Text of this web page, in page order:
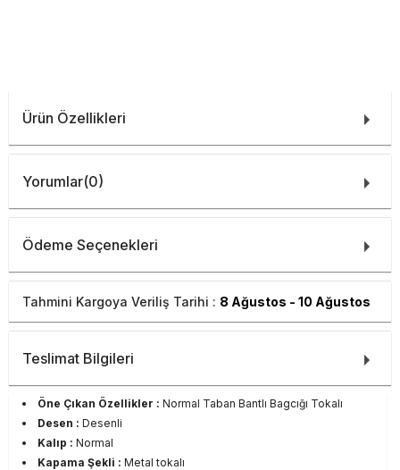
Ürün Özellikleri
Yorumlar(0)
Ödeme Seçenekleri
Tahmini Kargoya Veriliş Tarihi : 8 Ağustos - 10 Ağustos
Teslimat Bilgileri
Öne Çıkan Özellikler : Normal Taban Bantlı Bagcığı Tokalı
Desen : Desenli
Kalıp : Normal
Kapama Şekli : Metal tokalı